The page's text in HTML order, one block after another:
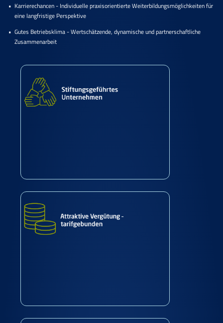
Karrierechancen - Individuelle praxisorientierte Weiterbildungsmöglichkeiten für
eine langfristige Perspektive
Gutes Betriebsklima - Wertschätzende, dynamische und partnerschaftliche
Zusammenarbeit